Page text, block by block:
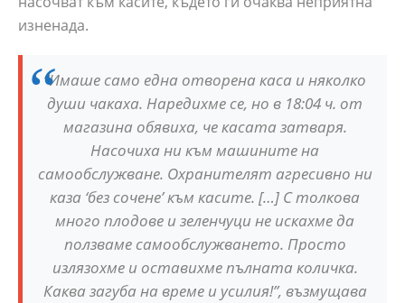
изненада.
“Имаше само една отворена каса и няколко
души чакаха. Наредихме се, но в 18:04 ч. от
магазина обявиха, че касата затваря.
Насочиха ни към машините на
самообслужване. Охранителят агресивно ни
каза ‘без сочене’ към касите. […] С толкова
много плодове и зеленчуци не искахме да
ползваме самообслужването. Просто
излязохме и оставихме пълната количка.
Каква загуба на време и усилия!”, възмущава